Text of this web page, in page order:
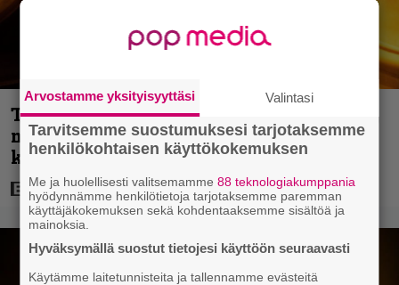
Tänään tv:ssä: Vuoden 2023
megaelokuva luottaa Jason Stathamin
karismaan
Arvostamme yksityisyyttäsi Valintasi
Tarvitsemme suostumuksesi tarjotaksemme
henkilökohtaisen käyttökokemuksen
Me ja huolellisesti valitsemamme88 teknologiakumppania
hyödynnämme henkilötietoja tarjotaksemme paremman
käyttäjäkokemuksen sekä kohdentaaksemme sisältöä ja
mainoksia.
Hyväksymällä suostut tietojesi käyttöön seuraavasti
Käytämme laitetunnisteita ja tallennamme evästeitä